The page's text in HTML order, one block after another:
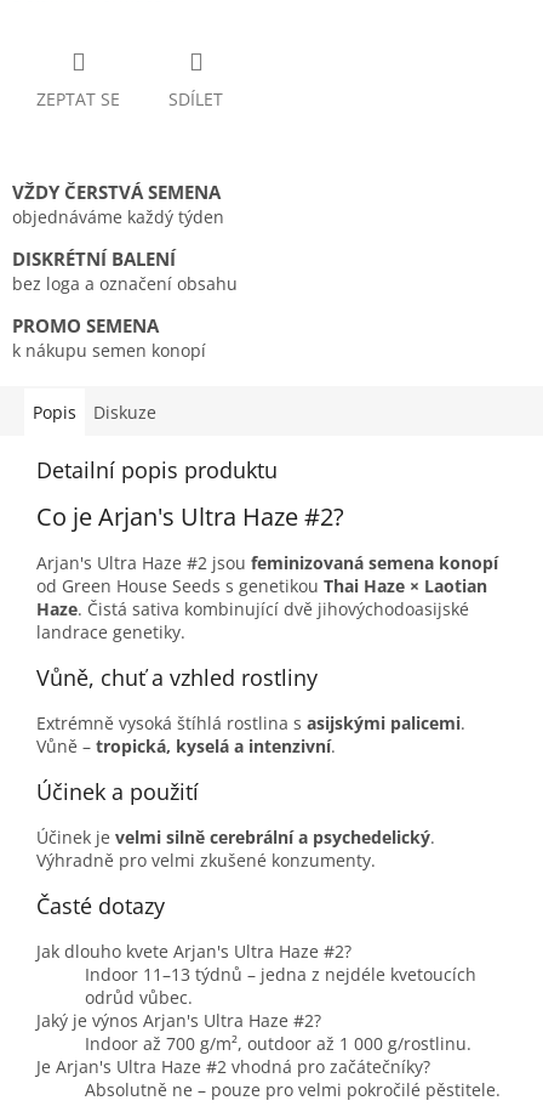
ZEPTAT SE SDÍLET
VŽDY ČERSTVÁ SEMENA
objednáváme každý týden
DISKRÉTNÍ BALENÍ
bez loga a označení obsahu
PROMO SEMENA
k nákupu semen konopí
Popis Diskuze
Detailní popis produktu
Co je Arjan's Ultra Haze #2?
Arjan's Ultra Haze #2 jsou feminizovaná semena konopí
od Green House Seeds s genetikou Thai Haze × Laotian
Haze. Čistá sativa kombinující dvě jihovýchodoasijské
landrace genetiky.
Vůně, chuť a vzhled rostliny
Extrémně vysoká štíhlá rostlina s asijskými palicemi.
Vůně – tropická, kyselá a intenzivní.
Účinek a použití
Účinek je velmi silně cerebrální a psychedelický.
Výhradně pro velmi zkušené konzumenty.
Časté dotazy
Jak dlouho kvete Arjan's Ultra Haze #2?
Indoor 11–13 týdnů – jedna z nejdéle kvetoucích
odrůd vůbec.
Jaký je výnos Arjan's Ultra Haze #2?
Indoor až 700 g/m², outdoor až 1 000 g/rostlinu.
Je Arjan's Ultra Haze #2 vhodná pro začátečníky?
Absolutně ne – pouze pro velmi pokročilé pěstitele.